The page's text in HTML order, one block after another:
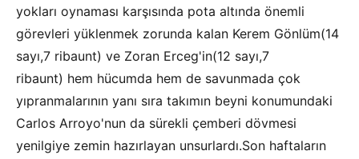
yokları oynaması karşısında pota altında önemli
görevleri yüklenmek zorunda kalan Kerem Gönlüm(14
sayı,7 ribaunt) ve Zoran Erceg'in(12 sayı,7
ribaunt) hem hücumda hem de savunmada çok
yıpranmalarının yanı sıra takımın beyni konumundaki
Carlos Arroyo'nun da sürekli çemberi dövmesi
yenilgiye zemin hazırlayan unsurlardı.Son haftaların